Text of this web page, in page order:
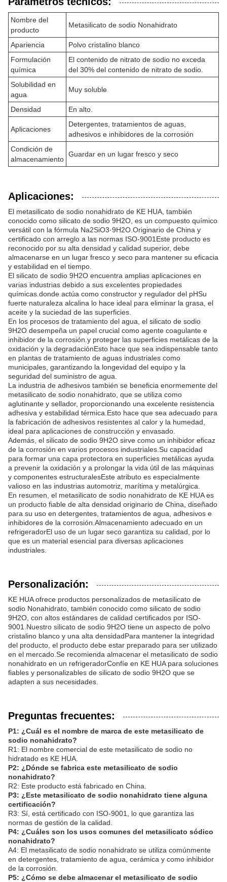
Nombre del
producto
Metasilicato de sodio Nonahidrato
Apariencia
Polvo cristalino blanco
Formulación
química
El contenido de nitrato de sodio no exceda
del 30% del contenido de nitrato de sodio.
Solubilidad en
agua
Muy soluble
Densidad En alto.
Aplicaciones
Detergentes, tratamientos de aguas,
adhesivos e inhibidores de la corrosión
Condición de
almacenamiento
Guardar en un lugar fresco y seco
Aplicaciones:
El metasilicato de sodio nonahidrato de KE HUA, también
conocido como silicato de sodio 9H2O, es un compuesto químico
versátil con la fórmula Na2SiO3·9H2O.Originario de China y
certificado con arreglo a las normas ISO-9001Este producto es
reconocido por su alta densidad y calidad superior, debe
almacenarse en un lugar fresco y seco para mantener su eficacia
y estabilidad en el tiempo.
El silicato de sodio 9H2O encuentra amplias aplicaciones en
varias industrias debido a sus excelentes propiedades
químicas.donde actúa como constructor y regulador del pHSu
fuerte naturaleza alcalina lo hace ideal para eliminar la grasa, el
aceite y la suciedad de las superficies.
En los procesos de tratamiento del agua, el silicato de sodio
9H2O desempeña un papel crucial como agente coagulante e
inhibidor de la corrosión.y proteger las superficies metálicas de la
oxidación y la degradaciónEsto hace que sea indispensable tanto
en plantas de tratamiento de aguas industriales como
municipales, garantizando la longevidad del equipo y la
seguridad del suministro de agua.
La industria de adhesivos también se beneficia enormemente del
metasilicato de sodio nonahidrato, que se utiliza como
aglutinante y sellador, proporcionando una excelente resistencia
adhesiva y estabilidad térmica.Esto hace que sea adecuado para
la fabricación de adhesivos resistentes al calor y la humedad,
ideal para aplicaciones de construcción y envasado.
Además, el silicato de sodio 9H2O sirve como un inhibidor eficaz
de la corrosión en varios procesos industriales.Su capacidad
para formar una capa protectora en superficies metálicas ayuda
a prevenir la oxidación y a prolongar la vida útil de las máquinas
y componentes estructuralesEste atributo es especialmente
valioso en las industrias automotriz, marítima y metalúrgica.
En resumen, el metasilicato de sodio nonahidrato de KE HUA es
un producto fiable de alta densidad originario de China, diseñado
para su uso en detergentes, tratamientos de agua, adhesivos e
inhibidores de la corrosión.Almacenamiento adecuado en un
refrigeradorEl uso de un lugar seco garantiza su calidad, por lo
que es un material esencial para diversas aplicaciones
industriales.
Personalización:
KE HUA ofrece productos personalizados de metasilicato de
sodio Nonahidrato, también conocido como silicato de sodio
9H2O, con altos estándares de calidad certificados por ISO-
9001.Nuestro silicato de sodio 9H2O tiene un aspecto de polvo
cristalino blanco y una alta densidadPara mantener la integridad
del producto, el producto debe estar preparado para ser utilizado
en el mercado.Se recomienda almacenar el metasilicato de sodio
nonahidrato en un refrigeradorConfíe en KE HUA para soluciones
fiables y personalizables de silicato de sodio 9H2O que se
adapten a sus necesidades.
Preguntas frecuentes:
P1: ¿Cuál es el nombre de marca de este metasilicato de
sodio nonahidrato?
R1: El nombre comercial de este metasilicato de sodio no
hidratado es KE HUA.
P2: ¿Dónde se fabrica este metasilicato de sodio
nonahidrato?
R2: Este producto está fabricado en China.
P3: ¿Este metasilicato de sodio nonahidrato tiene alguna
certificación?
R3: Sí, está certificado con ISO-9001, lo que garantiza las
normas de gestión de la calidad.
P4: ¿Cuáles son los usos comunes del metasilicato sódico
nonahidrato?
A4: El metasilicato de sodio nonahidrato se utiliza comúnmente
en detergentes, tratamiento de agua, cerámica y como inhibidor
de la corrosión.
P5: ¿Cómo se debe almacenar el metasilicato de sodio